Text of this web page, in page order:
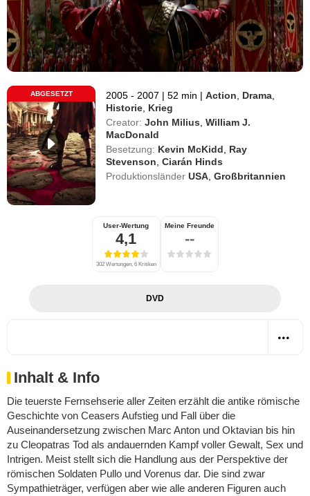
ABGESETZT 2005 - 2007 | 52 min | Action Drama
Historie Krieg
Creator: John Milius ,William J.
MacDonald
Besetzung: Kevin McKidd
Ray
Stevenson ,Ciarán Hinds
Produktionsländer USA ,Großbritannien
User-Wertung
4,1
302 Wertungen, 6 Kritiken
Meine Freunde
--
DVD
Inhalt & Info
Die teuerste Fernsehserie aller Zeiten erzählt die antike römische
Geschichte von Ceasers Aufstieg und Fall über die
Auseinandersetzung zwischen Marc Anton und Oktavian bis hin
zu Cleopatras Tod als andauernden Kampf voller Gewalt, Sex und
Intrigen. Meist stellt sich die Handlung aus der Perspektive der
römischen Soldaten Pullo und Vorenus dar. Die sind zwar
Sympathieträger, verfügen aber wie alle anderen Figuren auch